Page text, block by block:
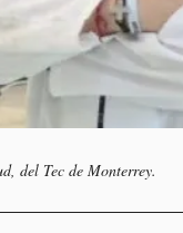
del Tec de Monterrey.